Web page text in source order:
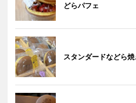
どらパフェ
スタンダードなどら